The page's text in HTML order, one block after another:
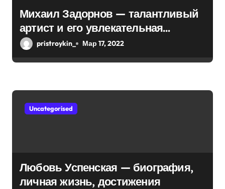
п
и
с
я
Михаил Задорнов — талантливый
артист и его увлекательная
биография — выдающиеся
pristroykin_ Мар 17, 2022
Uncategorised
Любовь Успенская — биография,
личная жизнь, достижения